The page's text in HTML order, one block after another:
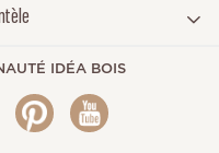
IDÉA BOIS